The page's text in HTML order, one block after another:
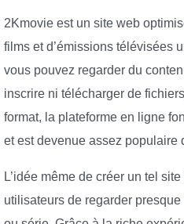
2Kmovie est un site web
films et d’émissions télévisées
vous pouvez regarder du
inscrire ni télécharger de
format, la plateforme en ligne
et est devenue assez populaire
L’idée même de créer un tel
utilisateurs de regarder